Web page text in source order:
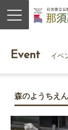
Event イベ
森のようちえ